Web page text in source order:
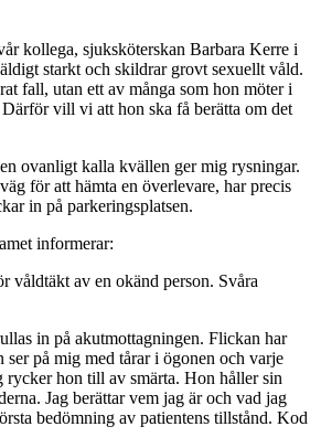
kollega, sjuksköterskan Barbara Kerre i
starkt och skildrar grovt sexuellt våld.
fall, utan ett av många som hon möter i
vill vi att hon ska få berätta om det
ovanligt kalla kvällen ger mig rysningar.
för att hämta en överlevare, har precis
in på parkeringsplatsen.
informerar:
våldtäkt av en okänd person. Svåra
in på akutmottagningen. Flickan har
ser på mig med tårar i ögonen och varje
rycker hon till av smärta. Hon håller sin
Jag berättar vem jag är och vad jag
bedömning av patientens tillstånd. Kod